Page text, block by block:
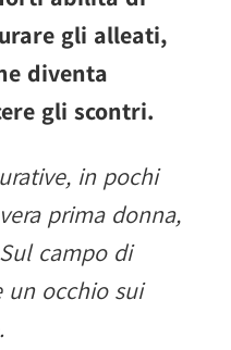
gli alleati,
diventa
gli scontri.
in pochi
prima donna,
campo di
un occhio sui